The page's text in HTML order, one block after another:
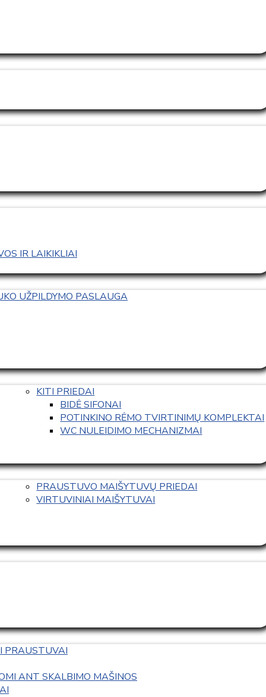
IR LAIKIKLIAI
UŽPILDYMO PASLAUGA
KITI PRIEDAI
BIDĖ SIFONAI
POTINKINO RĖMO TVIRTINIMŲ KOMPLEKTAI
WC NULEIDIMO MECHANIZMAI
PRAUSTUVO MAIŠYTUVŲ PRIEDAI
VIRTUVINIAI MAIŠYTUVAI
PRAUSTUVAI
ANT SKALBIMO MAŠINOS